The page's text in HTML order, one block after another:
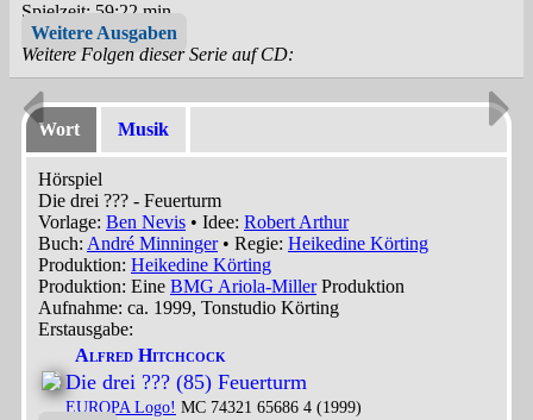
Spielzeit: 59:22 min.
Weitere Ausgaben
Weitere Folgen dieser Serie auf CD:
Wort Musik
Hörspiel
Die drei ??? - Feuerturm
Vorlage: Ben Nevis • Idee: Robert Arthur
Buch: André Minninger• Regie: Heikedine Körting
Produktion: Heikedine Körting
Produktion: Eine BMG Ariola-MillerProduktion
Aufnahme: ca. 1999, Tonstudio Körting
Erstausgabe:
Alfred Hitchcock
Die drei ??? (85) Feuerturm
EUROPA Logo! MC 74321 65686 4 (1999)